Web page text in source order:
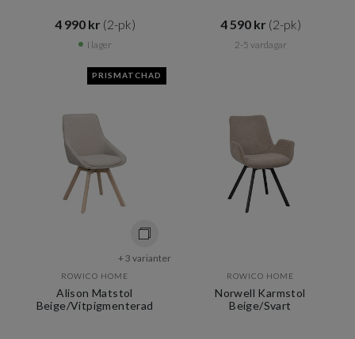
4 990 kr​​ (2-pk)
I lager
4 590 kr​​ (2-pk)
2-5 vardagar
PRISMATCHAD
+ 3 varianter
ROWICO HOME
Alison Matstol
Beige/Vitpigmenterad
ROWICO HOME
Norwell Karmstol
Beige/Svart